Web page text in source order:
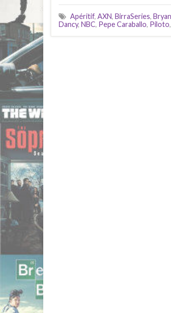
Apéritif, AXN, BirraSeries,
Dancy, NBC, Pepe Caraballo, Piloto,